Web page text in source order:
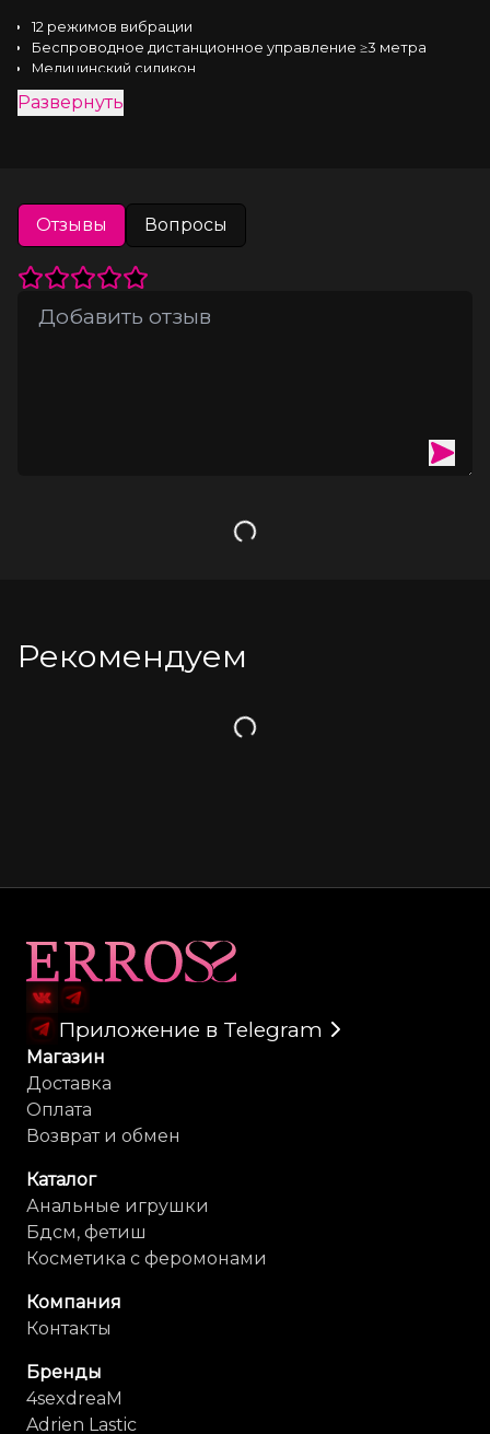
12 режимов вибрации
Беспроводное дистанционное управление ≥3 метра
Медицинский силикон
Магнитная USB зарядка (в комплекте)
Низкий уровень шума ≤50 dB
Развернуть
Отзывы Вопросы
Загрузка
Рекомендуем
Загрузка
Приложение в Telegram
Магазин
Доставка
Оплата
Возврат и обмен
Каталог
Анальные игрушки
Бдсм, фетиш
Косметика с феромонами
Компания
Контакты
Бренды
4sexdreaM
Adrien Lastic
Карта сайта